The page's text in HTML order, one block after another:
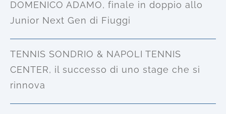
DOMENICO ADAMO, finale in doppio allo
Junior Next Gen di Fiuggi
TENNIS SONDRIO & NAPOLI TENNIS
CENTER, il successo di uno stage che si
rinnova